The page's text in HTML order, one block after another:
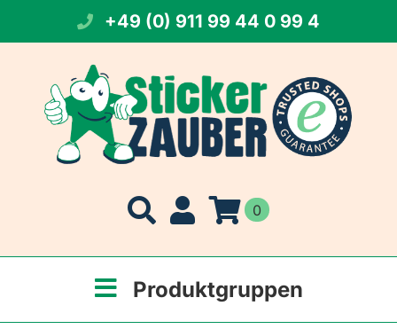
springen
+49 (0) 911 99 44 0 99 4
0
Produktgruppen